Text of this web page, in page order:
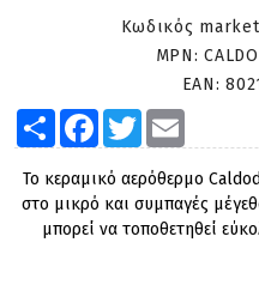
Κωδικός
MPN:
EAN:
Share Facebook
Twitter
Το κεραμικό αερόθερμο
στο μικρό και συμπαγές
μπορεί να τοποθετηθεί